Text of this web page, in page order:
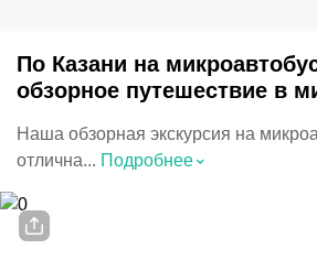
По Казани на
обзорное путешествие в
Наша обзорная экскурсия на
отлична... Подробнее⌃